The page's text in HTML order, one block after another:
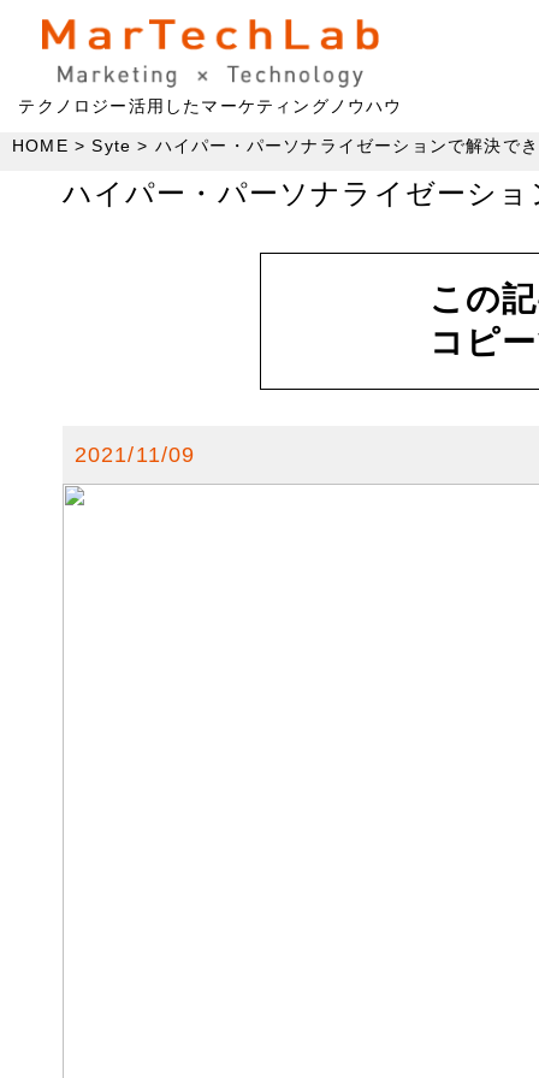
テクノロジー活用したマーケティングノウハウ
HOME Syte ハイパー・パーソナライゼーションで解決で
ハイパー・パーソナライゼーシ
この
コピ
2021/11/09